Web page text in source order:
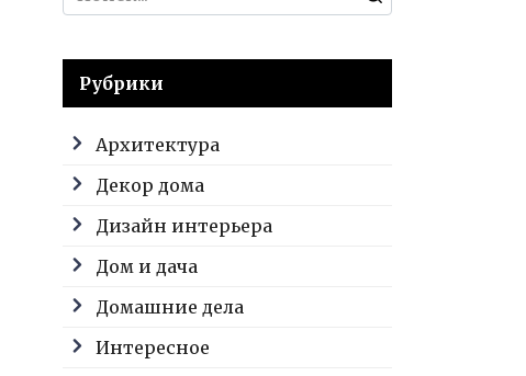
for:
Рубрики
Архитектура
Декор дома
Дизайн интерьера
Дом и дача
Домашние дела
Интересное